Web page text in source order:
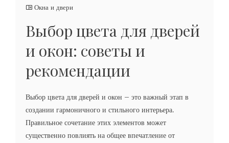
Окна и двери
Выбор цвета для дверей
и окон: советы и
рекомендации
Выбор цвета для дверей и окон – это важный этап в
создании гармоничного и стильного интерьера.
Правильное сочетание этих элементов может
существенно повлиять на общее впечатление от